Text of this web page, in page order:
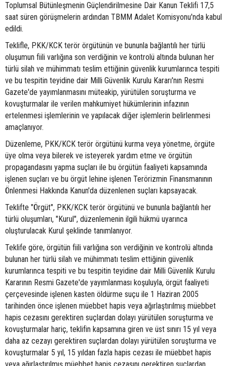
Toplumsal Bütünleşmenin Güçlendirilmesine Dair Kanun Teklifi 17,5
saat süren görüşmelerin ardından TBMM Adalet Komisyonu'nda kabul
edildi.
Teklifle, PKK/KCK terör örgütünün ve bununla bağlantılı her türlü
oluşumun fiili varlığına son verdiğinin ve kontrolü altında bulunan her
türlü silah ve mühimmatı teslim ettiğinin güvenlik kurumlarınca tespiti
ve bu tespitin teyidine dair Milli Güvenlik Kurulu Kararı'nın Resmi
Gazete'de yayımlanmasını müteakip, yürütülen soruşturma ve
kovuşturmalar ile verilen mahkumiyet hükümlerinin infazının
ertelenmesi işlemlerinin ve yapılacak diğer işlemlerin belirlenmesi
amaçlanıyor.
Düzenleme, PKK/KCK terör örgütünü kurma veya yönetme, örgüte
üye olma veya bilerek ve isteyerek yardım etme ve örgütün
propagandasını yapma suçları ile bu örgütün faaliyeti kapsamında
işlenen suçları ve bu örgüt lehine işlenen Terörizmin Finansmanının
Önlenmesi Hakkında Kanun'da düzenlenen suçları kapsayacak.
Teklifte "Örgüt", PKK/KCK terör örgütünü ve bununla bağlantılı her
türlü oluşumları, "Kurul", düzenlemenin ilgili hükmü uyarınca
oluşturulacak Kurul şeklinde tanımlanıyor.
Teklife göre, örgütün fiili varlığına son verdiğinin ve kontrolü altında
bulunan her türlü silah ve mühimmatı teslim ettiğinin güvenlik
kurumlarınca tespiti ve bu tespitin teyidine dair Milli Güvenlik Kurulu
Kararının Resmi Gazete'de yayımlanması koşuluyla, örgüt faaliyeti
çerçevesinde işlenen kasten öldürme suçu ile 1 Haziran 2005
tarihinden önce işlenen müebbet hapis veya ağırlaştırılmış müebbet
hapis cezasını gerektiren suçlardan dolayı yürütülen soruşturma ve
kovuşturmalar hariç, teklifin kapsamına giren ve üst sınırı 15 yıl veya
daha az cezayı gerektiren suçlardan dolayı yürütülen soruşturma ve
kovuşturmalar 5 yıl, 15 yıldan fazla hapis cezası ile müebbet hapis